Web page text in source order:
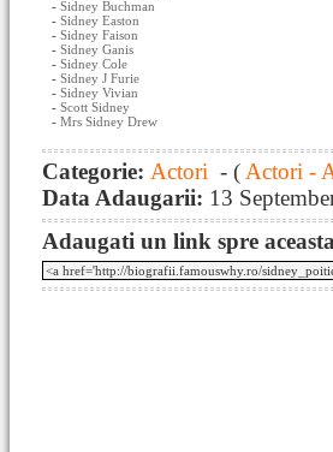
- Sidney Buchman
- Sidney Easton
- Sidney Faison
- Sidney Ganis
- Sidney Cole
- Sidney J Furie
- Sidney Vivian
- Scott Sidney
- Mrs Sidney Drew
Categorie: Actori - ( Actori -
Data Adaugarii: 13
Adaugati un link spre